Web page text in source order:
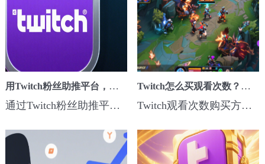
用Twitch粉丝助推平台，轻松获得真实粉丝和观看量
通过Twitch粉丝助推平台购买活跃粉丝与观看量，助力新手与资深主播快速提升频道影响力，实现直播间的快速增长。...
Twitch怎么买观看次数？安全刷观看次数的方法
Twitch观看次数购买方法详解,涵盖正规渠道选择、自然模拟增长、多平台推广技巧与账号安全防护全攻略...